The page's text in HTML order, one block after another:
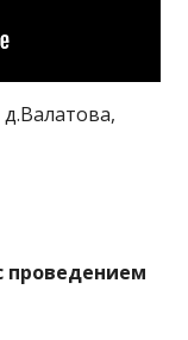
проведением